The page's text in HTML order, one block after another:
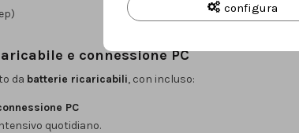
e connessione PC
da batterie ricaricabili, con incluso:
PC
quotidiano.
configura